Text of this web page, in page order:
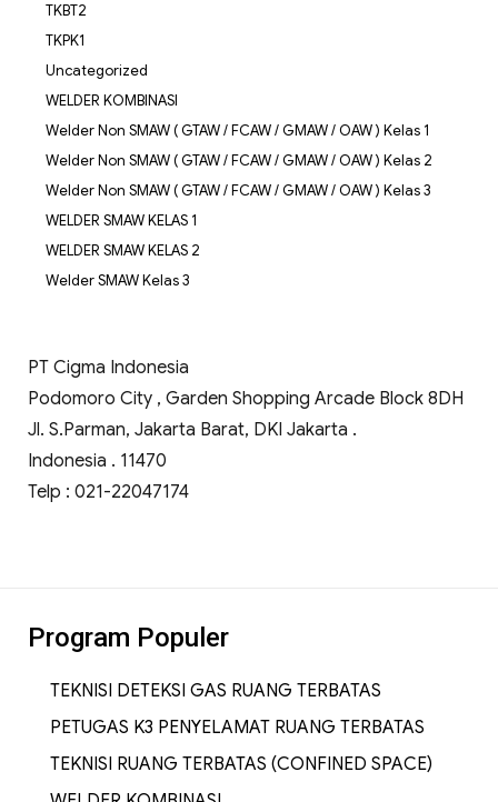
TKBT2
TKPK1
Uncategorized
WELDER KOMBINASI
Welder Non SMAW ( GTAW / FCAW / GMAW / OAW ) Kelas 1
Welder Non SMAW ( GTAW / FCAW / GMAW / OAW ) Kelas 2
Welder Non SMAW ( GTAW / FCAW / GMAW / OAW ) Kelas 3
WELDER SMAW KELAS 1
WELDER SMAW KELAS 2
Welder SMAW Kelas 3
PT Cigma Indonesia
Podomoro City , Garden Shopping Arcade Block 8DH
Jl. S.Parman, Jakarta Barat, DKI Jakarta .
Indonesia . 11470
Telp : 021-22047174
Program Populer
TEKNISI DETEKSI GAS RUANG TERBATAS
PETUGAS K3 PENYELAMAT RUANG TERBATAS
TEKNISI RUANG TERBATAS (CONFINED SPACE)